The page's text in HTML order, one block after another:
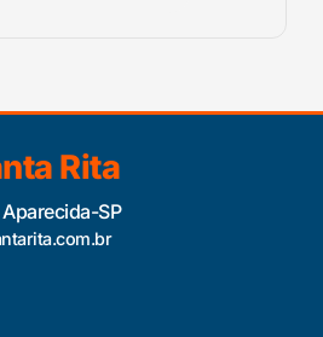
Rita
Aparecida-SP